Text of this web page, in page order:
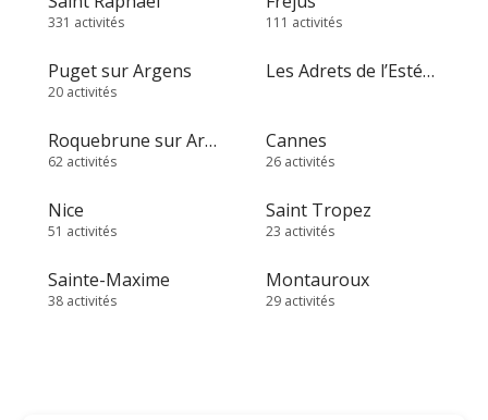
331 activités 111 activités
Puget sur Argens
20 activités
Les Adrets de l’Estérel
Roquebrune sur Argens
62 activités
Cannes
26 activités
Nice
51 activités
Saint Tropez
23 activités
Sainte-Maxime
38 activités
Montauroux
29 activités